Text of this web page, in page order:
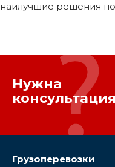
наилучшие решения
Нужна
Грузоперевозки